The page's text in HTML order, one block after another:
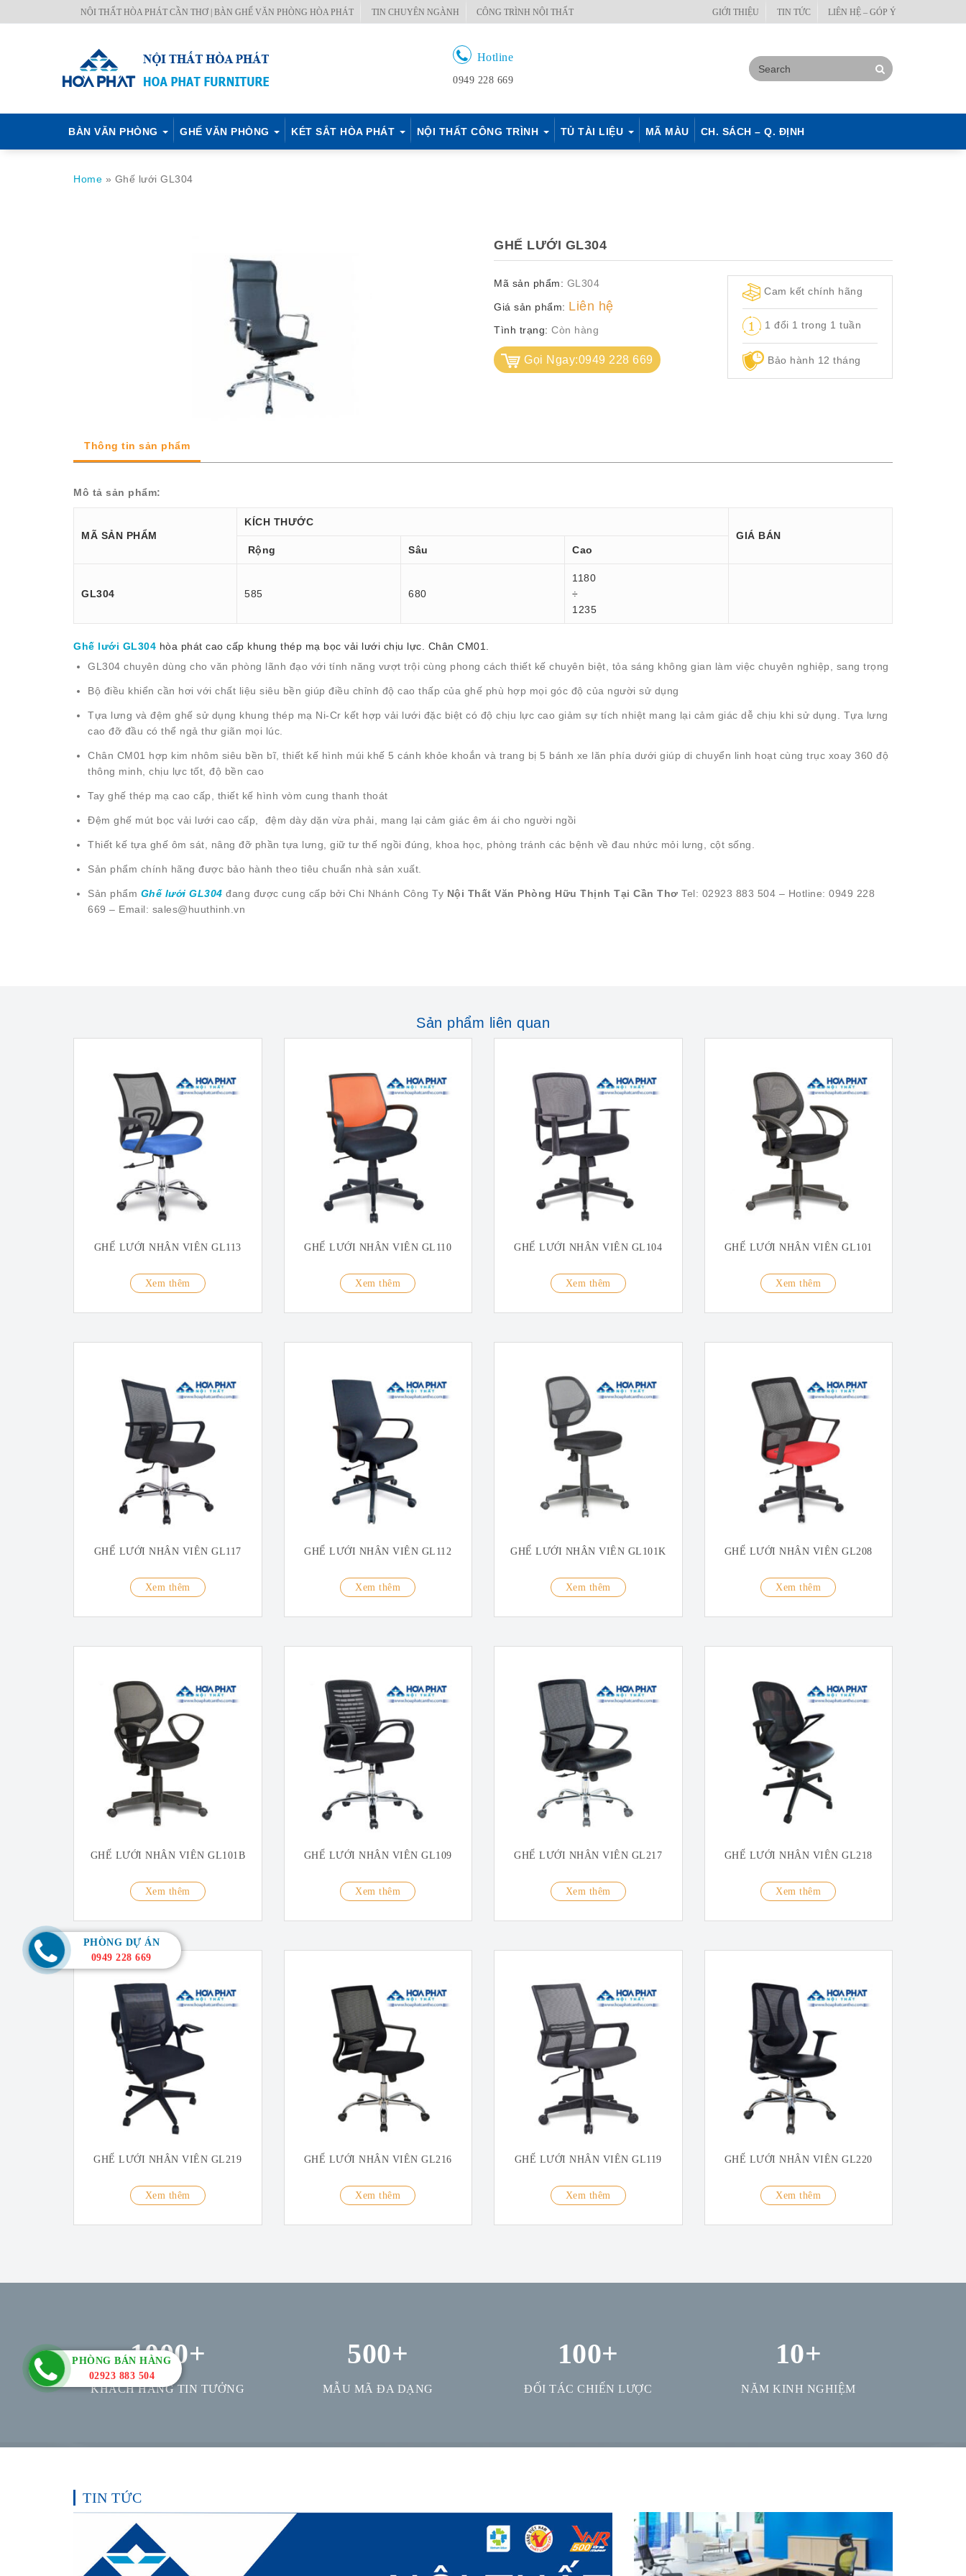
NỘI THẤT HÒA PHÁT CẦN THƠ | BÀN GHẾ VĂN PHÒNG HÒA PHÁT TIN CHUYÊN NGÀNH CÔNG TRÌNH NỘI THẤT GIỚI THIỆU TIN TỨC LIÊN HỆ – GÓP Ý
Hotline
0949 228 669
BÀN VĂN PHÒNG GHẾ VĂN PHÒNG KÉT SẮT HÒA PHÁT NỘI THẤT CÔNG TRÌNH TỦ TÀI LIỆU MÃ MÀU CH. SÁCH – Q. ĐỊNH
Home » Ghế lưới GL304
GHẾ LƯỚI GL304
Mã sản phẩm: GL304
Giá sản phẩm: Liên hệ
Tình trạng: Còn hàng
Gọi Ngay:0949 228 669
Cam kết chính hãng
1 đổi 1 trong 1 tuần
Bảo hành 12 tháng
Thông tin sản phẩm
Mô tả sản phẩm:
MÃ SẢN PHẨM
KÍCH THƯỚC
GIÁ BÁN
Rộng
Sâu Cao
GL304 585 680
1180
÷
1235
Ghế lưới GL304 hòa phát cao cấp khung thép mạ bọc vải lưới chịu lực. Chân CM01.
GL304 chuyên dùng cho văn phòng lãnh đạo với tính năng vượt trội cùng phong cách thiết kế chuyên biệt, tỏa sáng không gian làm việc chuyên nghiệp, sang trọng
Bộ điều khiển cần hơi với chất liệu siêu bền giúp điều chỉnh độ cao thấp của ghế phù hợp mọi góc độ của người sử dụng
Tựa lưng và đệm ghế sử dụng khung thép mạ Ni-Cr kết hợp vải lưới đặc biệt có độ chịu lực cao giảm sự tích nhiệt mang lại cảm giác dễ chịu khi sử dụng. Tựa lưng
cao đỡ đầu có thể ngả thư giãn mọi lúc.
Chân CM01 hợp kim nhôm siêu bền bĩ, thiết kế hình múi khế 5 cánh khỏe khoắn và trang bị 5 bánh xe lăn phía dưới giúp di chuyển linh hoạt cùng trục xoay 360 độ
thông minh, chịu lực tốt, độ bền cao
Tay ghế thép mạ cao cấp, thiết kế hình vòm cung thanh thoát
Đệm ghế mút bọc vải lưới cao cấp, đệm dày dặn vừa phải, mang lại cảm giác êm ái cho người ngồi
Thiết kế tựa ghế ôm sát, nâng đỡ phần tựa lưng, giữ tư thế ngồi đúng, khoa học, phòng tránh các bệnh về đau nhức mỏi lưng, cột sống.
Sản phẩm chính hãng được bảo hành theo tiêu chuẩn nhà sản xuất.
Sản phẩm Ghế lưới GL304 đang được cung cấp bởi Chi Nhánh Công Ty Nội Thất Văn Phòng Hữu Thịnh Tại Cần Thơ Tel: 02923 883 504 – Hotline: 0949 228
669 – Email: sales@huuthinh.vn
Sản phẩm liên quan
GHẾ LƯỚI NHÂN VIÊN GL113
Xem thêm
GHẾ LƯỚI NHÂN VIÊN GL110
Xem thêm
GHẾ LƯỚI NHÂN VIÊN GL104
Xem thêm
GHẾ LƯỚI NHÂN VIÊN GL101
Xem thêm
GHẾ LƯỚI NHÂN VIÊN GL117
Xem thêm
GHẾ LƯỚI NHÂN VIÊN GL112
Xem thêm
GHẾ LƯỚI NHÂN VIÊN GL101K
Xem thêm
GHẾ LƯỚI NHÂN VIÊN GL208
Xem thêm
GHẾ LƯỚI NHÂN VIÊN GL101B
Xem thêm
GHẾ LƯỚI NHÂN VIÊN GL109
Xem thêm
GHẾ LƯỚI NHÂN VIÊN GL217
Xem thêm
GHẾ LƯỚI NHÂN VIÊN GL218
Xem thêm
GHẾ LƯỚI NHÂN VIÊN GL219
Xem thêm
GHẾ LƯỚI NHÂN VIÊN GL216
Xem thêm
GHẾ LƯỚI NHÂN VIÊN GL119
Xem thêm
GHẾ LƯỚI NHÂN VIÊN GL220
Xem thêm
1000+
KHÁCH HÀNG TIN TƯỞNG
500+
MẪU MÃ ĐA DẠNG
100+
ĐỐI TÁC CHIẾN LƯỢC
10+
NĂM KINH NGHIỆM
TIN TỨC
PHÒNG DỰ ÁN
0949 228 669
PHÒNG BÁN HÀNG
02923 883 504